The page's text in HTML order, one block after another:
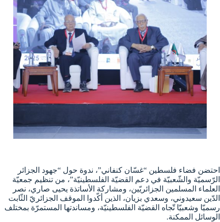
احتضن فضاء فلسطين “غسّان كنفاني”، ندوة حول “جهود الجزائر
الرّسميّة والشّعبيّة في دعم القضيّة الفلسطينيّة”، من تنظيم جمعيّة
العلماء المسلمين الجزائريّين، ومشاركة الأساتذة يحيى صاري، نصر
الدّين سعيدوني، وسعدي بزيان، الذين أكّدوا الموقف الجزائريّ الثّابت
رسميّا وشعبيّا تّجاه القضيّة الفلسطينيّة، ومساندتها المستمرّة بمختلف
الوسائل الممكنة.